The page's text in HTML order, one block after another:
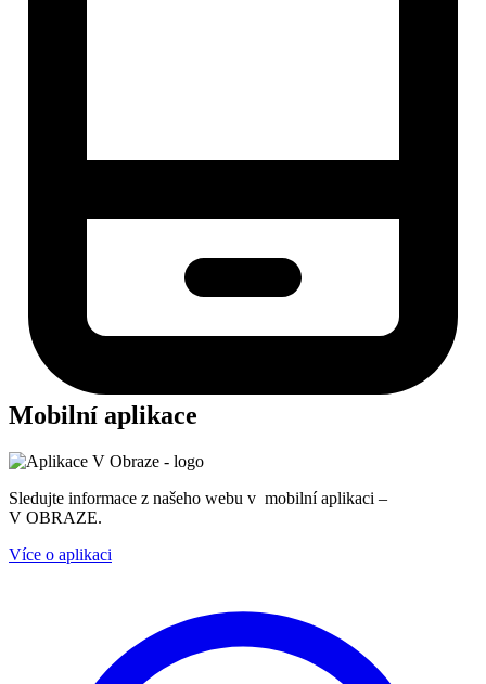
Mobilní aplikace
Sledujte informace z našeho webu v mobilní aplikaci –
V OBRAZE.
Více o aplikaci